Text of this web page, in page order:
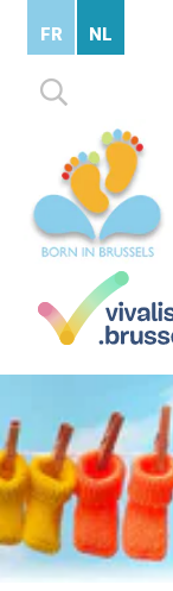
content
Zoeken
naar:
FR NL